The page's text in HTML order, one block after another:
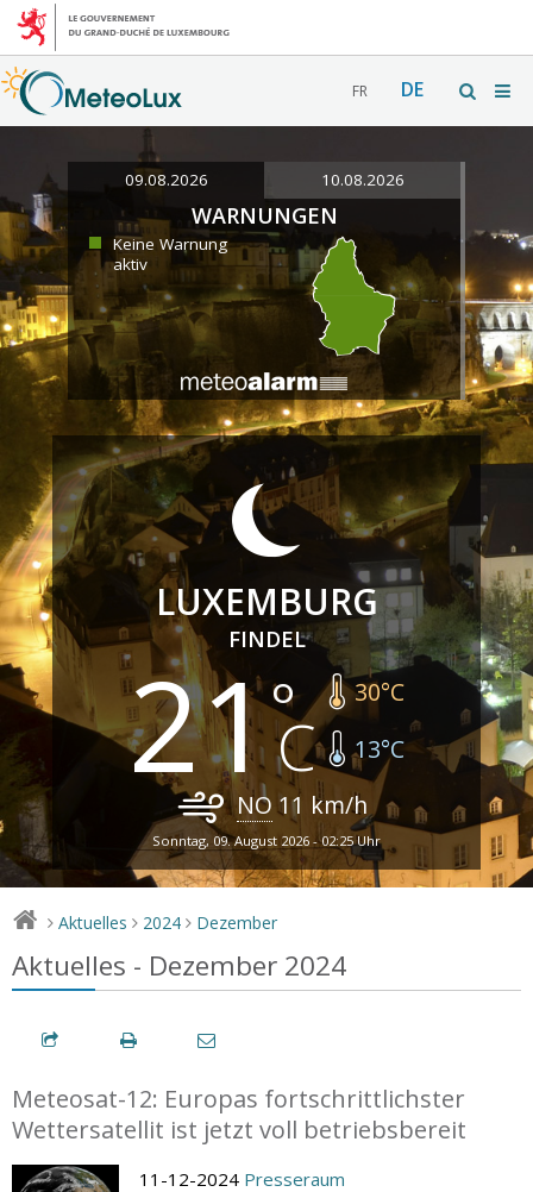
FR DE
09.08.2026 10.08.2026
WARNUNGEN
Keine Warnung
aktiv
LUXEMBURG
FINDEL
21 30°C
13°C
NO 11 km/h
Sonntag, 09. August 2026 - 02:25 Uhr
> Aktuelles > 2024 > Dezember
Aktuelles - Dezember 2024
Meteosat-12: Europas fortschrittlichster
Wettersatellit ist jetzt voll betriebsbereit
11-12-2024 Presseraum